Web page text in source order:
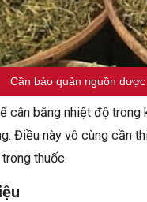
Cần bảo quản nguồn
cân bằng nhiệt độ
Điều này vô cùng cần
thuốc.